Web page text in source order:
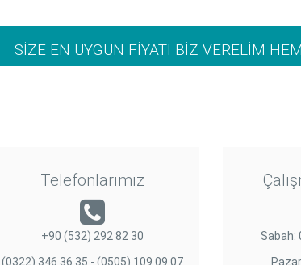
SİZE EN UYGUN FİYATI BİZ VERELİM
Telefonlarımız
+90 (532) 292 82 30
(0322) 346 36 35 - (0505) 109 09 07
Sabah: